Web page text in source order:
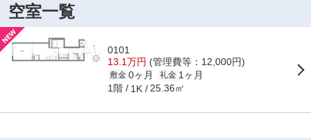
空室一覧
0101
13.1万円 (管理費等：12,000円)
敷金 0ヶ月 礼金 1ヶ月
1階 1K 25.36㎡